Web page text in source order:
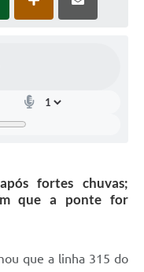
fortes chuvas;
que a ponte for
que a linha 315 do